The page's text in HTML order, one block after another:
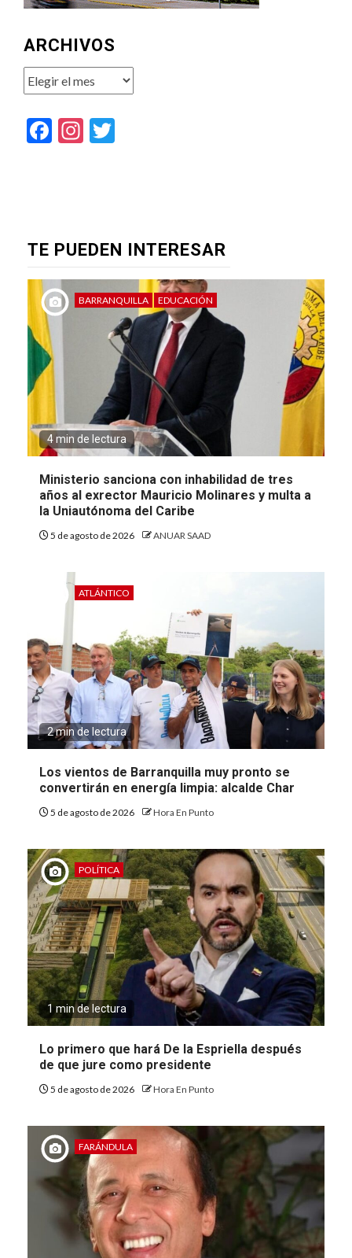
ARCHIVOS
Archivos
Facebook
Instagram
TE PUEDEN INTERESAR
BARRANQUILLA EDUCACIÓN
4 min de lectura
Ministerio sanciona con inhabilidad de tres
años al exrector Mauricio Molinares y multa a
la Uniautónoma del Caribe
5 de agosto de 2026 ANUAR SAAD
ATLÁNTICO
2 min de lectura
Los vientos de Barranquilla muy pronto se
convertirán en energía limpia: alcalde Char
5 de agosto de 2026 Hora En Punto
POLÍTICA
1 min de lectura
Lo primero que hará De la Espriella después
de que jure como presidente
5 de agosto de 2026 Hora En Punto
FARÁNDULA